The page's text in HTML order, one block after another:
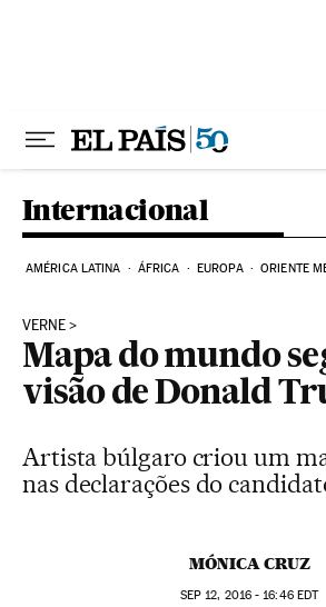
Internacional
AMÉRICA LATINA ÁFRICA EUROPA ORIENTE
VERNE
Mapa do mundo
visão de Donald
Artista búlgaro criou um
nas declarações do
MÓNICA CRUZ
SEP 12, 2016 - 16:46EDT